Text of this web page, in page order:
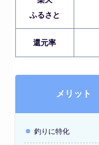
ふるさと
還元率
メリット
釣りに特化